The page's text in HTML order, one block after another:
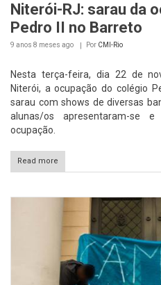
Niterói-RJ: sarau da
Pedro II no Barreto
9 anos 8 meses ago Por CMI-Rio
Nesta terça-feira, dia 22 de
Niterói, a ocupação do colégio
sarau com shows de diversas
alunas/os apresentaram-se
ocupação.
Read more